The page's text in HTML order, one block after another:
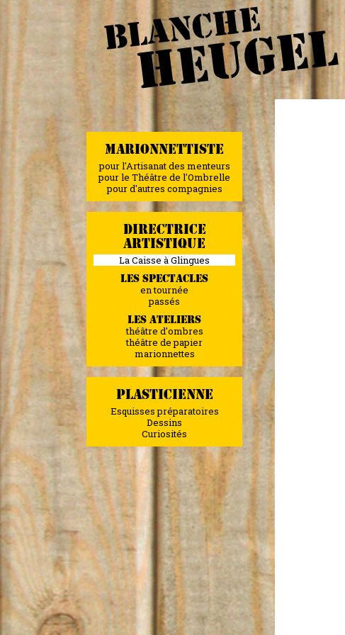
BLANCHE
HEUGEL
MARIONNETTISTE
pour l'Artisanat des menteurs
pour le Théâtre de l'Ombrelle
pour d'autres compagnies
DIRECTRICE
ARTISTIQUE
La Caisse à Glingues
LES SPECTACLES
en tournée
passés
LES ATELIERS
théâtre d'ombres
théâtre de papier
marionnettes
PLASTICIENNE
Esquisses préparatoires
Dessins
Curiosités